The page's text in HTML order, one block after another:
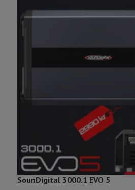
SounDigital 3000.1 EVO 5